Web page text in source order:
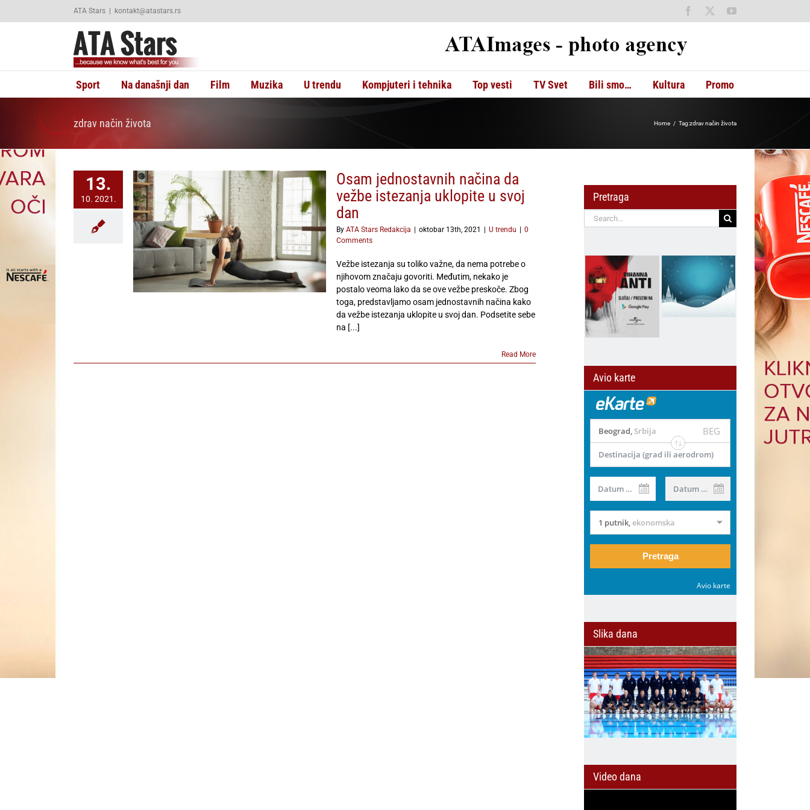
ATA Stars | kontakt@atastars.rs Facebook YouTube
Sport Na današnji dan Film Muzika U trendu Kompjuteri i tehnika Top vesti TV Svet Bili smo… Kultura Promo
zdrav način života Home Tag:zdrav način života
13.
10. 2021.
načina da vežbe
Osam jednostavnih načina da
vežbe istezanja uklopite u svoj
dan
By ATA Stars Redakcija oktobar 13th, 2021 U trendu
0
Comments
Vežbe istezanja su toliko važne, da nema potrebe o
njihovom značaju govoriti. Međutim, nekako je
postalo veoma lako da se ove vežbe preskoče. Zbog
toga, predstavljamo osam jednostavnih načina kako
da vežbe istezanja uklopite u svoj dan. Podsetite sebe
na [...]
Read More
Pretraga
Search
for:
Avio karte
Beograd, Srbija BEG
Destinacija (grad ili aerodrom)
Datum od Datum do
1 putnik,ekonomska
Pretraga
Avio karte
Slika dana
Video dana